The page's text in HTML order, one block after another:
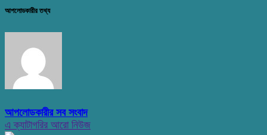
আপলোডকারীর তথ্য
আপলোডকারীর সব সংবাদ
এ ক্যাটাগরির আরো নিউজ